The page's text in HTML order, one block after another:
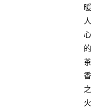
暖
人
心
的
茶
香
之
火